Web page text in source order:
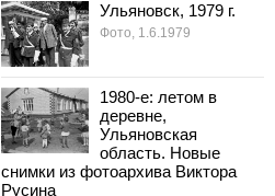
Ульяновск, 1979 г.
Фото, 1.6.1979
1980-е: летом в
деревне,
Ульяновская
область. Новые
снимки из фотоархива Виктора
Русина